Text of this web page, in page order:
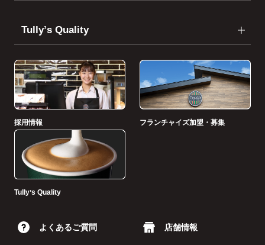
Tullyʼs Quality
採用情報 フランチャイズ加盟・募集
Tullyʼs Quality
よくあるご質問 店舗情報